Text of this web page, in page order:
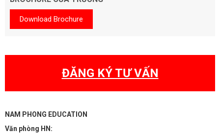
Download Brochure
ĐĂNG KÝ TƯ VẤN
NAM PHONG EDUCATION
Văn phòng HN: